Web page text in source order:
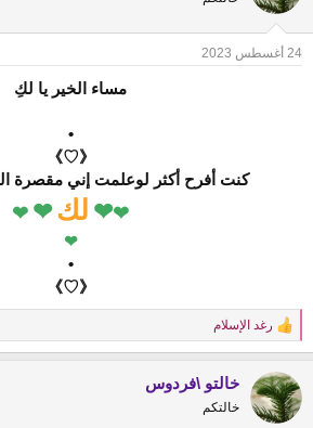
i
s
24 أغسطس 2023
مساء الخير يا لكِ
•
《♡》
كنت أفرح أكثر لوعلمت إني مقصرة
❤
❤ لك ❤
❤
❤
•
《♡》
R
e
c
t
i
رغد الإسلام
خالتو \فردوس
خالتكم